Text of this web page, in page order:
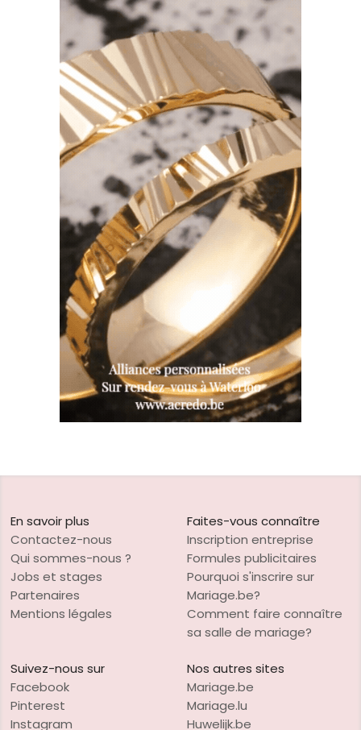
En savoir plus
Contactez-nous
Qui sommes-nous ?
Jobs et stages
Partenaires
Mentions légales
Faites-vous connaître
Inscription entreprise
Formules publicitaires
Pourquoi s'inscrire sur
Mariage.be?
Comment faire connaître
sa salle de mariage?
Suivez-nous sur
Facebook
Pinterest
Instagram
Nos autres sites
Mariage.be
Mariage.lu
Huwelijk.be